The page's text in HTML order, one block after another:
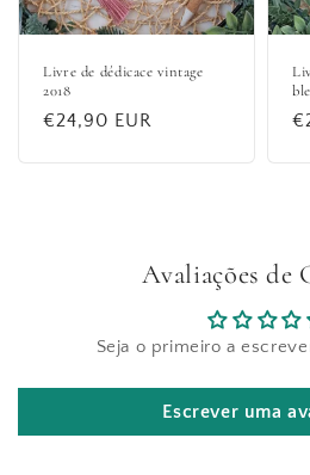
Livre de dédicace vintage
2018
Prix
€24,90 EUR
Avaliações de
Seja o primeiro a
Escrever uma